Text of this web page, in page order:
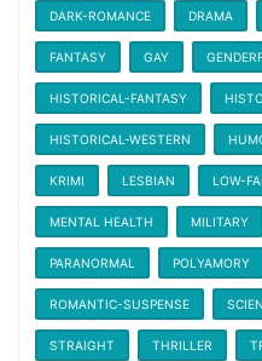
DARK-ROMANCE DRAMA
FANTASY GAY
HISTORICAL-FANTASY
HISTORICAL-WESTERN
KRIMI LESBIAN LOW-
MENTAL HEALTH MILITARY
PARANORMAL POLYAMORY
ROMANTIC-SUSPENSE
STRAIGHT THRILLER